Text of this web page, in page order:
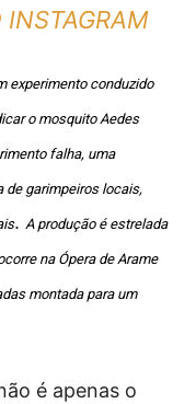
INSTAGRAM
experimento conduzido
o mosquito Aedes
falha, uma
de garimpeiros locais,
. A produção é estrelada
na Ópera de Arame
montada para um
é apenas o